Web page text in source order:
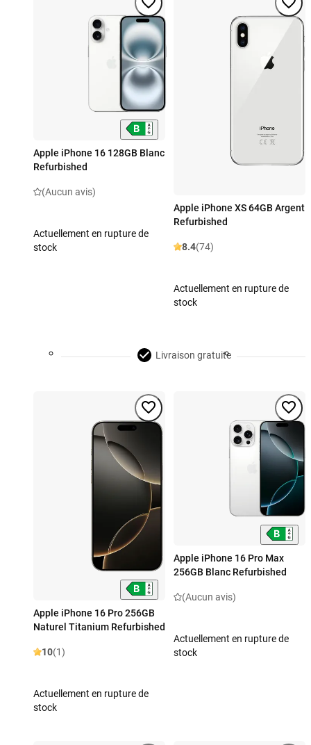
Apple iPhone 16 128GB Blanc
Refurbished
(Aucun avis)
Actuellement en rupture de
stock
Apple iPhone XS 64GB Argent
Refurbished
8.4(74)
Actuellement en rupture de
stock
Livraison gratuite
Apple iPhone 16 Pro 256GB
Naturel Titanium Refurbished
10(1)
Actuellement en rupture de
stock
Apple iPhone 16 Pro Max
256GB Blanc Refurbished
(Aucun avis)
Actuellement en rupture de
stock